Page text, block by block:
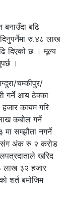
बनाउँदा बढि
रु.४८ लाख
दिएको छ । मूल्य
।
चम्कीपुर/
गर्ने आय ठेक्का
कायम गरि
कबोल गर्ने
सम्झौता नगर्ने
अंक रु २ करोड
खरिद
लाख ३२ हजार
शर्त बमोजिम